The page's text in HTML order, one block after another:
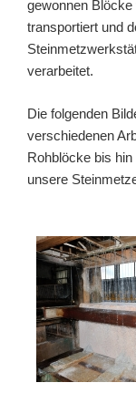
gewonnen
transportiert und
verarbeitet.
Die folgenden
verschiedenen
Rohblöcke bis
unsere